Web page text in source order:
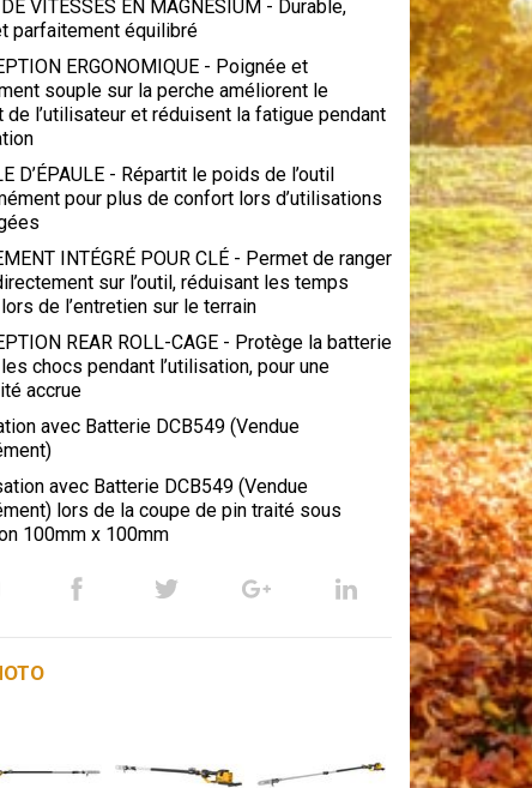
VITESSES EN MAGNÉSIUM - Durable,
parfaitement équilibré
ERGONOMIQUE - Poignée et
souple sur la perche améliorent le
de l’utilisateur et réduisent la fatigue pendant
D’ÉPAULE - Répartit le poids de l’outil
pour plus de confort lors d’utilisations
INTÉGRÉ POUR CLÉ - Permet de ranger
sur l’outil, réduisant les temps
lors de l’entretien sur le terrain
REAR ROLL-CAGE - Protège la batterie
chocs pendant l’utilisation, pour une
accrue
avec Batterie DCB549 (Vendue
avec Batterie DCB549 (Vendue
lors de la coupe de pin traité sous
100mm x 100mm